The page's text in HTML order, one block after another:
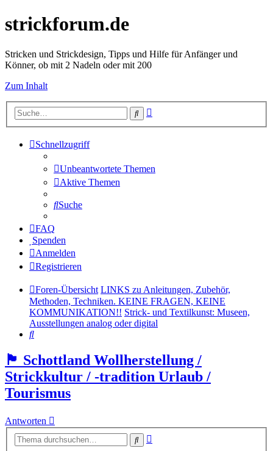
strickforum.de
Stricken und Strickdesign, Tipps und Hilfe für Anfänger und
Könner, ob mit 2 Nadeln oder mit 200
Zum Inhalt
Suche
Schnellzugriff
Unbeantwortete Themen
Aktive Themen
Suche
FAQ
Spenden
Anmelden
Registrieren
Foren-Übersicht LINKS zu Anleitungen, Zubehör,
Methoden, Techniken. KEINE FRAGEN, KEINE
KOMMUNIKATION!! Strick- und Textilkunst: Museen,
Ausstellungen analog oder digital
Suche
🏴󠁧󠁢󠁳󠁣󠁴󠁿 Schottland Wollherstellung /
Strickkultur / -tradition Urlaub /
Tourismus
Antworten
Suche